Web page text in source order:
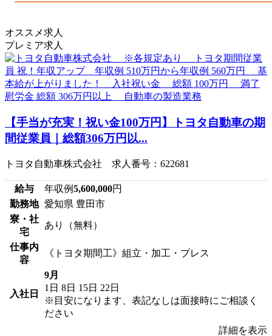
オススメ求人
プレミア求人
【手当が充実！祝い金100万円】トヨタ自動車の期
間従業員｜総額306万円以...
トヨタ自動車株式会社 求人番号：622681
給与 年収例5,600,000円
勤務地 愛知県 豊田市
寮・社
宅
あり（無料）
仕事内
容
《トヨタ期間工》組立・加工・プレス
入社日
9月
1日 8日 15日 22日
※目安になります、表記なしは面接時にご相談く
ださい
詳細を表示